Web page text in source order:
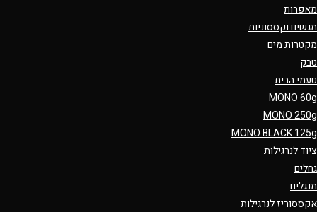
מאפרות
מגשים וקססוניות
מקטרות מים
טבק
טעמי הבית
MONO 60g
MONO 250g
MONO BLACK 125g
ציוד לנרגילות
גחלים
מנגלים
אקססוריז לנרגילות